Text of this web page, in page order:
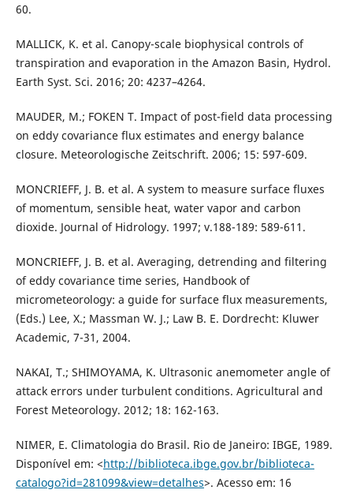
60.
MALLICK, K. et al. Canopy-scale biophysical controls of
transpiration and evaporation in the Amazon Basin, Hydrol.
Earth Syst. Sci. 2016; 20: 4237–4264.
MAUDER, M.; FOKEN T. Impact of post-field data processing
on eddy covariance flux estimates and energy balance
closure. Meteorologische Zeitschrift. 2006; 15: 597-609.
MONCRIEFF, J. B. et al. A system to measure surface fluxes
of momentum, sensible heat, water vapor and carbon
dioxide. Journal of Hidrology. 1997; v.188-189: 589-611.
MONCRIEFF, J. B. et al. Averaging, detrending and filtering
of eddy covariance time series, Handbook of
micrometeorology: a guide for surface flux measurements,
(Eds.) Lee, X.; Massman W. J.; Law B. E. Dordrecht: Kluwer
Academic, 7-31, 2004.
NAKAI, T.; SHIMOYAMA, K. Ultrasonic anemometer angle of
attack errors under turbulent conditions. Agricultural and
Forest Meteorology. 2012; 18: 162-163.
NIMER, E. Climatologia do Brasil. Rio de Janeiro: IBGE, 1989.
Disponível em: <http://biblioteca.ibge.gov.br/biblioteca-
catalogo?id=281099&view=detalhes>. Acesso em: 16